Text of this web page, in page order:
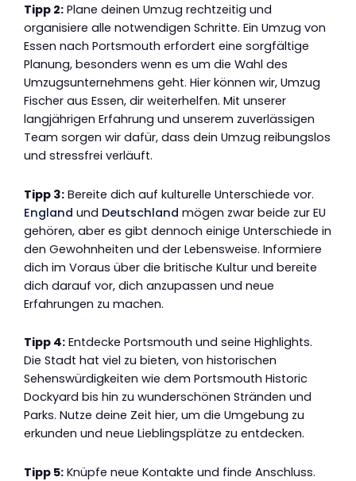
Tipp 2: Plane deinen Umzug rechtzeitig und
organisiere alle notwendigen Schritte. Ein Umzug von
Essen nach Portsmouth erfordert eine sorgfältige
Planung, besonders wenn es um die Wahl des
Umzugsunternehmens geht. Hier können wir, Umzug
Fischer aus Essen, dir weiterhelfen. Mit unserer
langjährigen Erfahrung und unserem zuverlässigen
Team sorgen wir dafür, dass dein Umzug reibungslos
und stressfrei verläuft.
Tipp 3: Bereite dich auf kulturelle Unterschiede vor.
England und Deutschland mögen zwar beide zur EU
gehören, aber es gibt dennoch einige Unterschiede in
den Gewohnheiten und der Lebensweise. Informiere
dich im Voraus über die britische Kultur und bereite
dich darauf vor, dich anzupassen und neue
Erfahrungen zu machen.
Tipp 4: Entdecke Portsmouth und seine Highlights.
Die Stadt hat viel zu bieten, von historischen
Sehenswürdigkeiten wie dem Portsmouth Historic
Dockyard bis hin zu wunderschönen Stränden und
Parks. Nutze deine Zeit hier, um die Umgebung zu
erkunden und neue Lieblingsplätze zu entdecken.
Tipp 5: Knüpfe neue Kontakte und finde Anschluss.